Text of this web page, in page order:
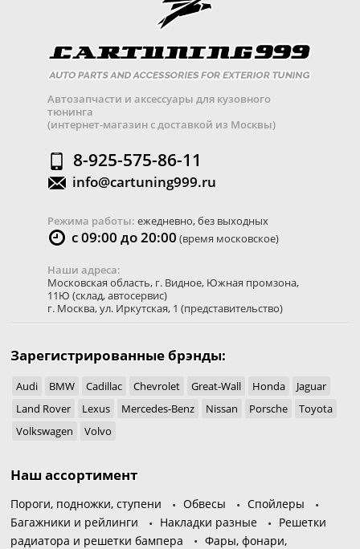
Автозапчасти и аксессуары для кузовного
тюнинга
(интернет-магазин с доставкой из Москвы)
8-925-575-86-11
info@cartuning999.ru
Режима работы: ежедневно, без выходных
с 09:00 до 20:00 (время московское)
Наши адреса:
Московская область, г. Видное, Южная промзона,
11Ю (склад, автосервис)
г. Москва,ул. Иркутская, 1 (представительство)
Зарегистрированные брэнды:
Audi BMW Cadillac Chevrolet Great-Wall Honda
Jaguar
Land Rover
Lexus Mercedes-Benz Nissan Porsche
Toyota
Volkswagen
Volvo
Наш ассортимент
Пороги, подножки, ступени Обвесы
Спойлеры
Багажники и рейлинги
Накладки разные
Решетки
радиатора и решетки бампера
Фары, фонари,